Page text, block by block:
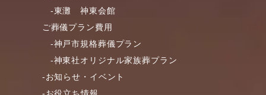
-東灘 神東会館
ご葬儀プラン費用
-神戸市規格葬儀プラン
-神東社オリジナル家族葬プラン
-お知らせ・イベント